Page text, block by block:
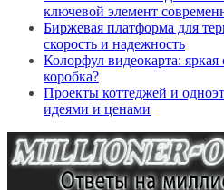
ключевой элемент
Биржевая платформа для
скорость и надежность
Колорфул видеокарта:
коробка?
Проекты коттеджей и
идеями и ценами